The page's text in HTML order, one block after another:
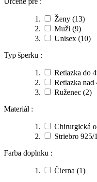
Ženy (13)
Muži (9)
Unisex (10)
Typ šperku :
Retiazka do
Retiazka nad
Ruženec (2)
Materiál :
Chirurgická
Striebro 925/
Farba doplnku :
Čierna (1)